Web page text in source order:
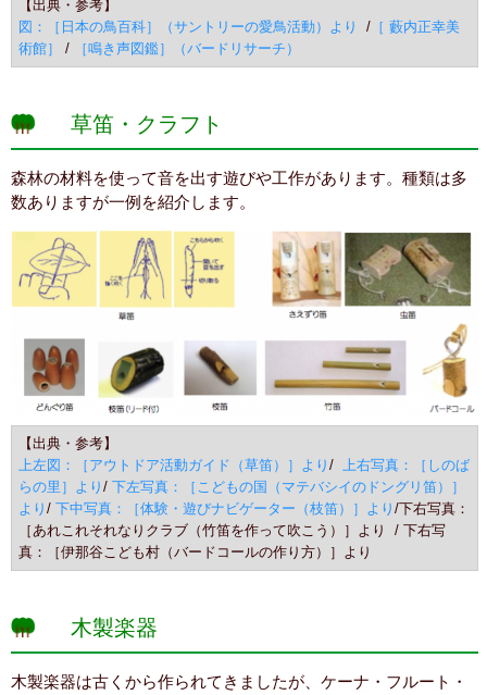
【出典・参考】
図：［日本の鳥百科］（サントリーの愛鳥活動）より
/ ［ 藪内正幸美
術館］
/ ［鳴き声図鑑］（バードリサーチ）
草笛・クラフト
森林の材料を使って音を出す遊びや工作があります。種類は多
数ありますが一例を紹介します。
【出典・参考】
上左図：［アウトドア活動ガイド（草笛）］より / 上右写真：［しのば
らの里］より / 下左写真：［こどもの国（マテバシイのドングリ笛）］
より / 下中写真：［体験・遊びナビゲーター（枝笛）］より /下右写真：
［あれこれそれなりクラブ（竹笛を作って吹こう）］より
/ 下右写
真：［伊那谷こども村（バードコールの作り方）］より
木製楽器
木製楽器は古くから作られてきましたが、ケーナ・フルート・